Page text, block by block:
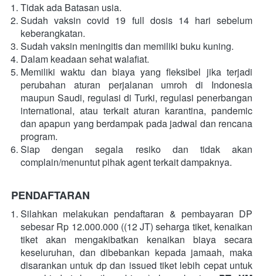
Tidak ada Batasan usia.
Sudah vaksin covid 19 full dosis 14 hari sebelum
keberangkatan.
Sudah vaksin meningitis dan memiliki buku kuning.
Dalam keadaan sehat walafiat.
Memiliki waktu dan biaya yang fleksibel jika terjadi
perubahan aturan perjalanan umroh di Indonesia
maupun Saudi, regulasi di Turki, regulasi penerbangan
international, atau terkait aturan karantina, pandemic
dan apapun yang berdampak pada jadwal dan rencana
program.
Siap dengan segala resiko dan tidak akan
complain/menuntut pihak agent terkait dampaknya.
PENDAFTARAN
Silahkan melakukan pendaftaran & pembayaran DP
sebesar Rp 12.000.000 ((12 JT) seharga tiket, kenaikan
tiket akan mengakibatkan kenaikan biaya secara
keseluruhan, dan dibebankan kepada jamaah, maka
disarankan untuk dp dan issued tiket lebih cepat untuk